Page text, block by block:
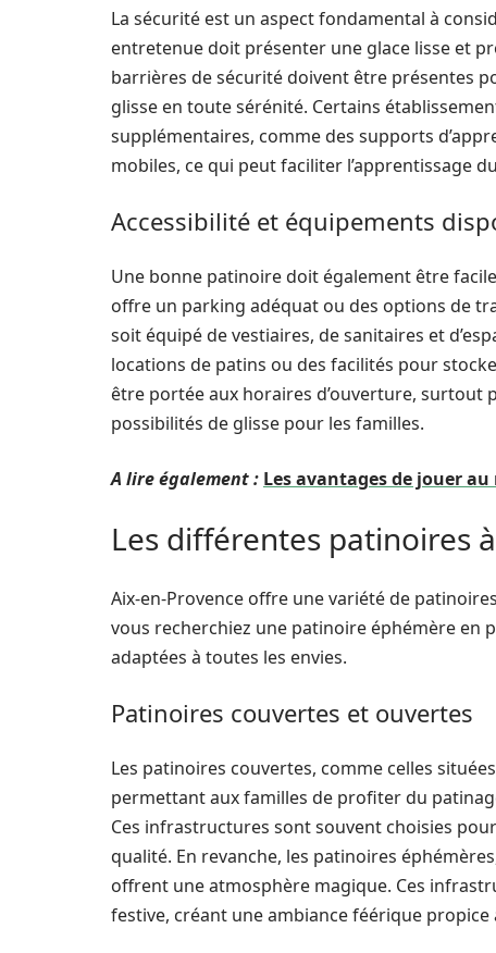
La sécurité est un aspect fondamental à
entretenue doit présenter une glace lisse et
barrières de sécurité doivent être présentes
glisse en toute sérénité. Certains
supplémentaires, comme des supports
mobiles, ce qui peut faciliter l’apprentissage
Accessibilité et équipements
Une bonne patinoire doit également être
offre un parking adéquat ou des options de
soit équipé de vestiaires, de sanitaires et
locations de patins ou des facilités pour
être portée aux horaires d’ouverture, surtout
possibilités de glisse pour les familles.
A lire également : Les avantages de jouer
Les différentes patinoires
Aix-en-Provence offre une variété de
vous recherchiez une patinoire éphémère en
adaptées à toutes les envies.
Patinoires couvertes et ouvertes
Les patinoires couvertes, comme celles
permettant aux familles de profiter du
Ces infrastructures sont souvent choisies
qualité. En revanche, les patinoires
offrent une atmosphère magique. Ces
festive, créant une ambiance féérique